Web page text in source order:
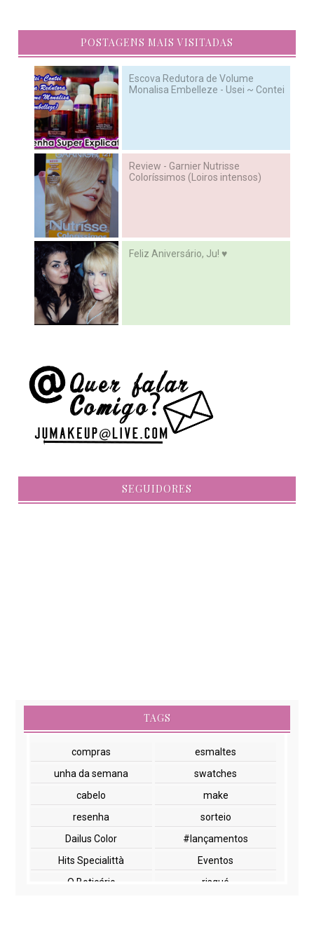
POSTAGENS MAIS VISITADAS
Escova Redutora de Volume
Monalisa Embelleze - Usei ~ Contei
Review - Garnier Nutrisse
Coloríssimos (Loiros intensos)
Feliz Aniversário, Ju! ♥
SEGUIDORES
TAGS
compras
esmaltes
unha da semana
swatches
cabelo
make
resenha
sorteio
Dailus Color
#lançamentos
Hits Specialittà
Eventos
O Boticário
risqué